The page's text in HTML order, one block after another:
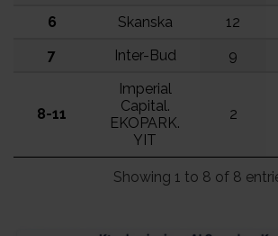
6
Skanska 12
7
Inter-Bud 9
8-11
Imperial
Capital.
EKOPARK.
YIT
2
Showing 1 to 8 of 8